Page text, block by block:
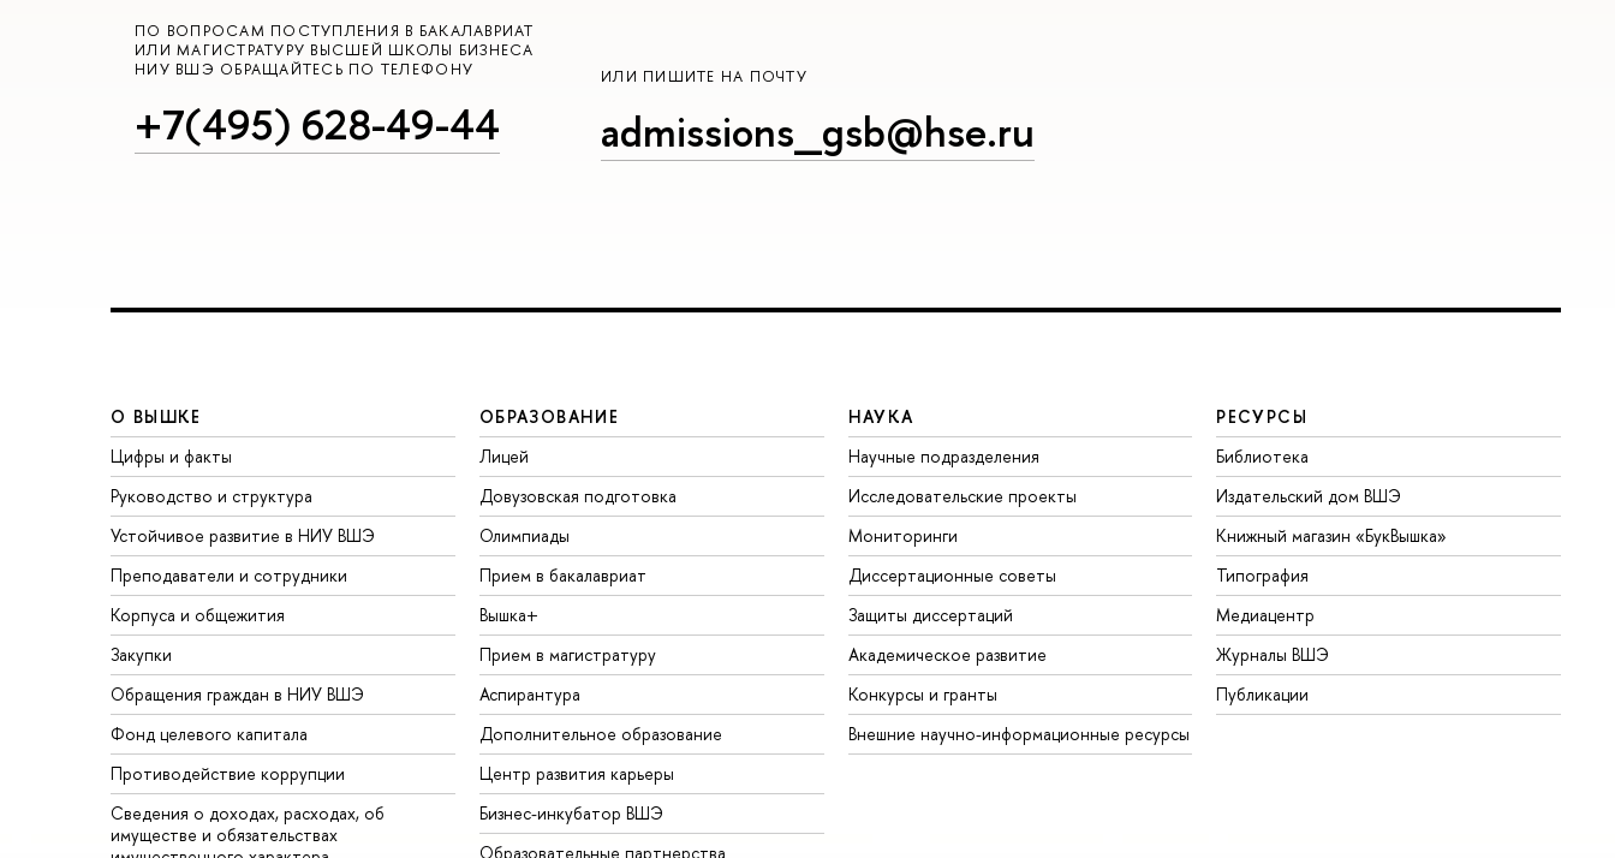
ПО ВОПРОСАМ ПОСТУПЛЕНИЯ В БАКАЛАВРИАТ
ИЛИ МАГИСТРАТУРУ ВЫСШЕЙ ШКОЛЫ БИЗНЕСА
НИУ ВШЭ ОБРАЩАЙТЕСЬ ПО ТЕЛЕФОНУ
+7(495) 628-49-44
ИЛИ ПИШИТЕ НА ПОЧТУ
admissions_gsb@hse.ru
О ВЫШКЕ
Цифры и факты
Руководство и структура
Устойчивое развитие в НИУ ВШЭ
Преподаватели и сотрудники
Корпуса и общежития
Закупки
Обращения граждан в НИУ ВШЭ
Фонд целевого капитала
Противодействие коррупции
Сведения о доходах, расходах, об
имуществе и обязательствах
ОБРАЗОВАНИЕ
Лицей
Довузовская подготовка
Олимпиады
Прием в бакалавриат
Вышка+
Прием в магистратуру
Аспирантура
Дополнительное образование
Центр развития карьеры
Бизнес-инкубатор ВШЭ
Образовательные партнерства
НАУКА
Научные подразделения
Исследовательские проекты
Мониторинги
Диссертационные советы
Защиты диссертаций
Академическое развитие
Конкурсы и гранты
Внешние научно-информационные ресурсы
РЕСУРСЫ
Библиотека
Издательский дом ВШЭ
Книжный магазин «БукВышка»
Типография
Медиацентр
Журналы ВШЭ
Публикации